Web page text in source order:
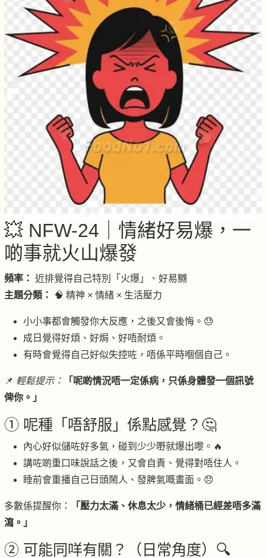
💥 NFW-24｜情緒好易爆，一
啲事就火山爆發
頻率： 近排覺得自己特別「火爆」、好易嬲
主題分類：
🧠 精神 × 情緒 × 生活壓力
小小事都會觸發你大反應，之後又會後悔。😓
成日覺得好煩、好焗、好唔耐煩。
有時會覺得自己好似失控咗，唔係平時嗰個自己。
📌 輕鬆提示：
「呢啲情況唔一定係病，只係身體發一個訊號
俾你。」
① 呢種「唔舒服」係點感覺？🤔
內心好似儲咗好多氣，碰到少少嘢就爆出嚟。🔥
講咗啲重口味說話之後，又會自責、覺得對唔住人。
睡前會重播自己日頭鬧人、發脾氣嘅畫面。😞
多數係提醒你：
「壓力太滿、休息太少，情緒桶已經差唔多滿
瀉。」
② 可能同咩有關？（日常角度）🔍